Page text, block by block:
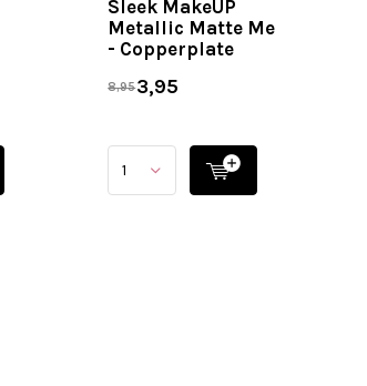
Sleek MakeUP
Metallic Matte Me
- Copperplate
8,953,95